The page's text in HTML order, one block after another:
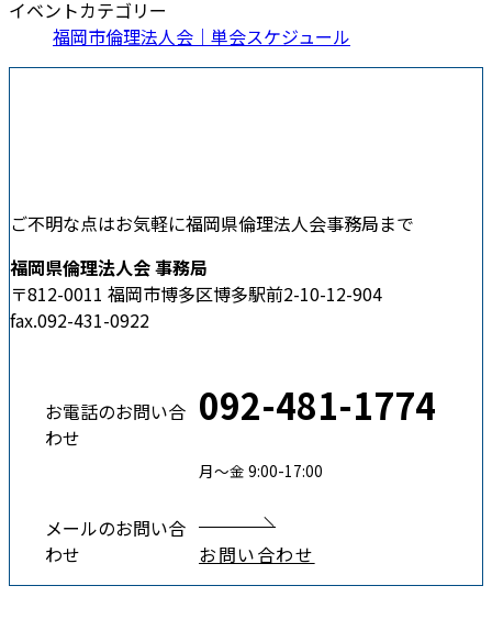
イベントカテゴリー
福岡市倫理法人会｜単会スケジュール
ご不明な点はお気軽に福岡県倫理法人会事務局まで
福岡県倫理法人会 事務局
〒812-0011 福岡市博多区博多駅前2-10-12-904
fax.092-431-0922
お電話のお問い合
わせ
092-481-1774
月〜金 9:00-17:00
メールのお問い合
わせ
お問い合わせ